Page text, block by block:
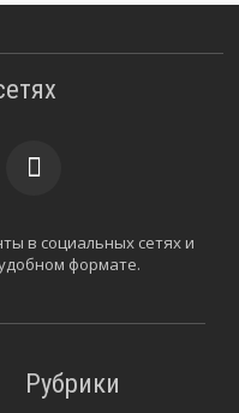
Рубрики
в социальных сетях и
формате.